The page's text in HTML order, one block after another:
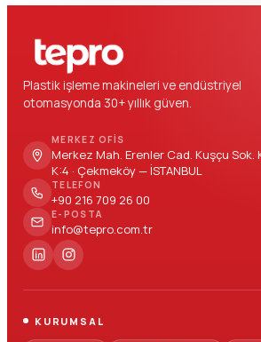
Plastik işleme makineleri ve endüstriyel
otomasyonda 30+ yıllık güven.
MERKEZ OFIS
Merkez Mah. Erenler Cad. Kuşçu Sok.
K:4 · Çekmeköy — İSTANBUL
TELEFON
+90 216 709 26 00
E-POSTA
info@tepro.com.tr
KURUMSAL